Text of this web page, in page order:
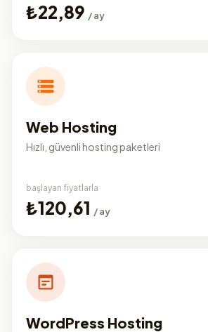
₺22,89 / ay
Web Hosting
Hızlı, güvenli hosting paketleri
başlayan fiyatlarla
₺120,61 / ay
WordPress Hosting